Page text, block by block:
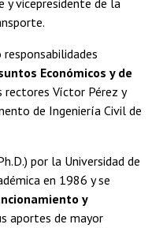
y vicepresidente de la
responsabilidades
Económicos y de
rectores Víctor Pérez y
de Ingeniería Civil de
por la Universidad de
en 1986 y se
y
aportes de mayor